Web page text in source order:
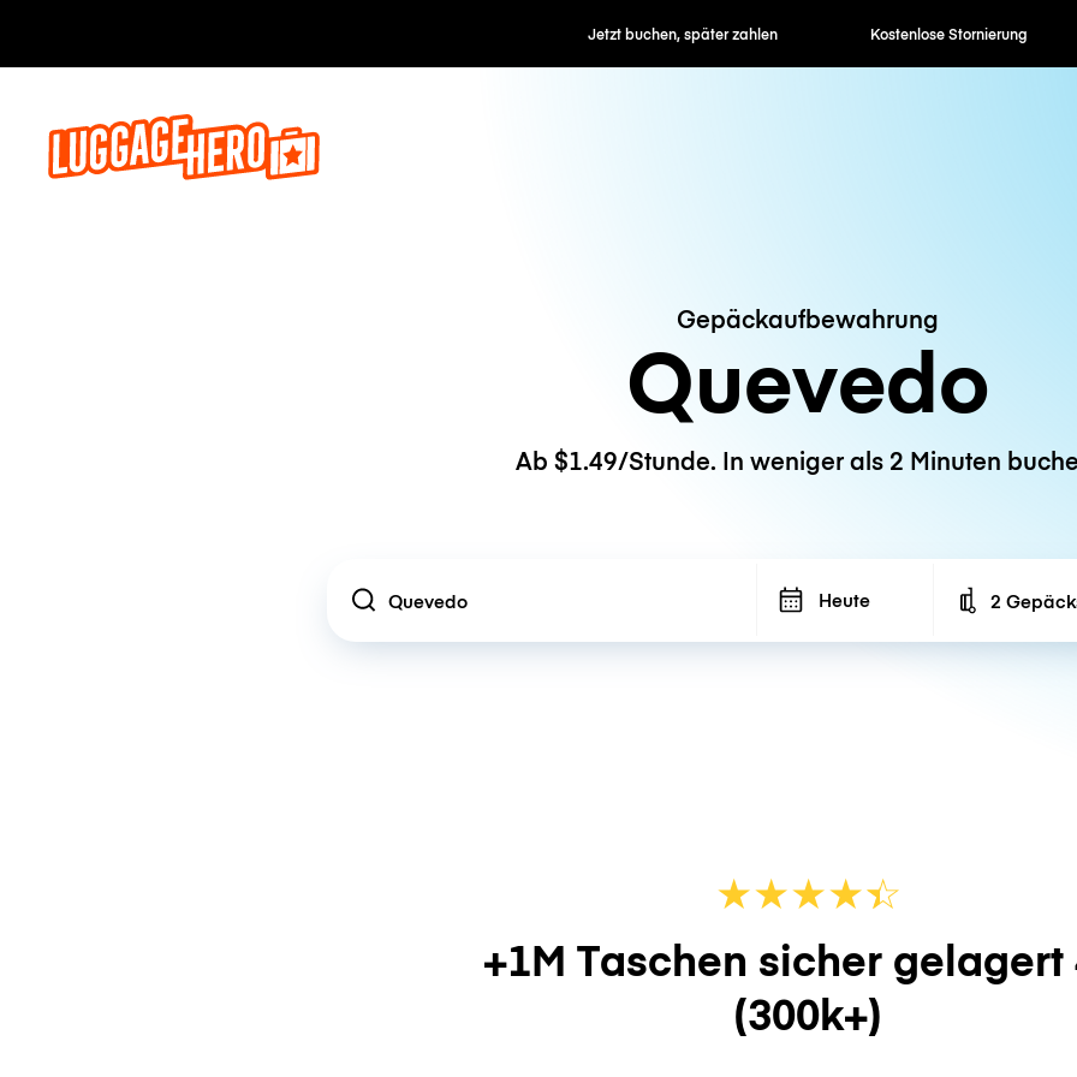
Jetzt buchen, später zahlen Kostenlose Stornierung Stunden- /
Gepäckaufbewahrung
Quevedo
Ab $1.49/Stunde. In weniger als 2 Minuten
Location Heute Number of
2
★★★★☆
★
+1M Taschen sicher gelagert
(300k+)